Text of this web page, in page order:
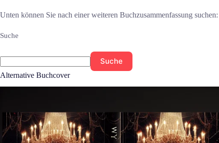
Unten können Sie nach einer weiteren Buchzusammenfassung suchen:
Suche
Suche
Alternative Buchcover